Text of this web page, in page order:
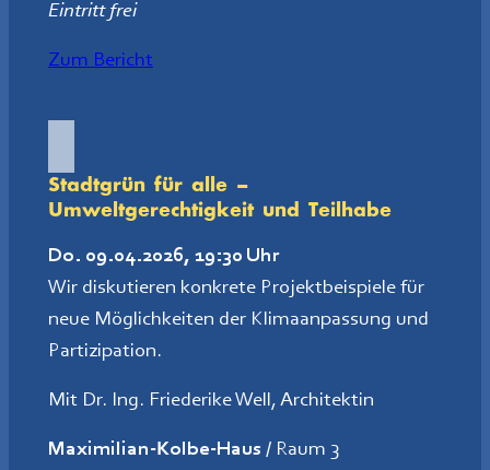
Eintritt frei
Zum Bericht
Stadtgrün für alle –
Umweltgerechtigkeit und Teilhabe
Do. 09.04.2026, 19:30 Uhr
Wir diskutieren konkrete Projektbeispiele für
neue Möglichkeiten der Klimaanpassung und
Partizipation.
Mit Dr. Ing. Friederike Well, Architektin
Maximilian-Kolbe-Haus / Raum 3